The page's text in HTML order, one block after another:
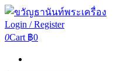
Login / Register
0Cart ฿0